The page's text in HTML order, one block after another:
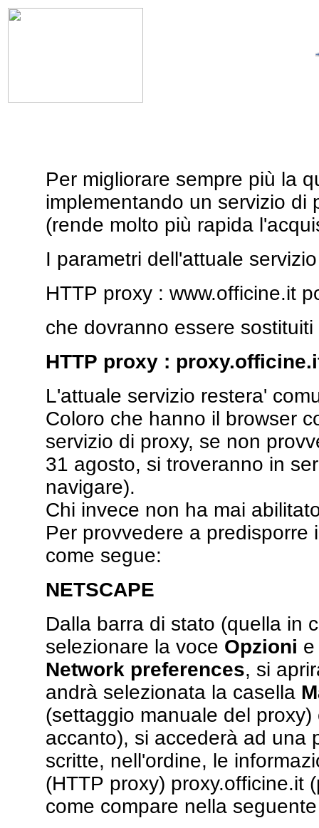
Per migliorare sempre più la
implementando un servizio di
(rende molto più rapida
I parametri dell'attuale
HTTP proxy : www.officine.it
che dovranno essere
HTTP proxy :
L'attuale servizio restera'
Coloro che hanno il browser
servizio di proxy, se non
31 agosto, si troveranno in
navigare).
Chi invece non ha mai
Per provvedere a
come segue:
NETSCAPE
Dalla barra di stato (quella in
selezionare la voce Opzioni
Network preferences, si
andrà selezionata la casella
(settaggio manuale del
accanto), si accederà ad una
scritte, nell'ordine, le
(HTTP proxy) proxy.officine.it
come compare nella